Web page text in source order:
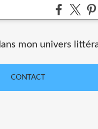
mon univers
CONTACT